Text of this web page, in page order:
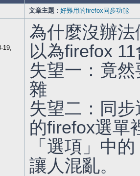
文章主題 : 好難用的firefox同步功能
19,
為什麼沒辦
以為firefox
失望一：竟
雜
失望二：同
的firefox選單
「選項」中
讓人混亂。